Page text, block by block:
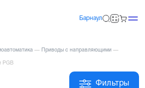
Барнаул
— Приводы с направляющими —
PGB
Фильтры